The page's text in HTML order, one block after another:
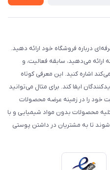
درباره فروشگاه خود ارائه دهید.
می‌دهید، سابقه فعالیت، و
اشاره کنید. این معرفی کوتاه
ایفا کند. برای مثال می‌توانید
ما از سال ۱۳۹۸ فعالیت خود را در زمینه عرضه محصولات
محصولات بدون مواد شیمیایی و با
تا به مشتریان در داشتن پوستی